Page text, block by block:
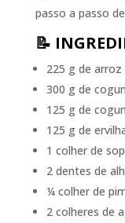
passo a passo
📝
225 g de
300 g de
125 g de
125 g de
1 colher de
2 dentes de
¼ colher de
2 colheres de